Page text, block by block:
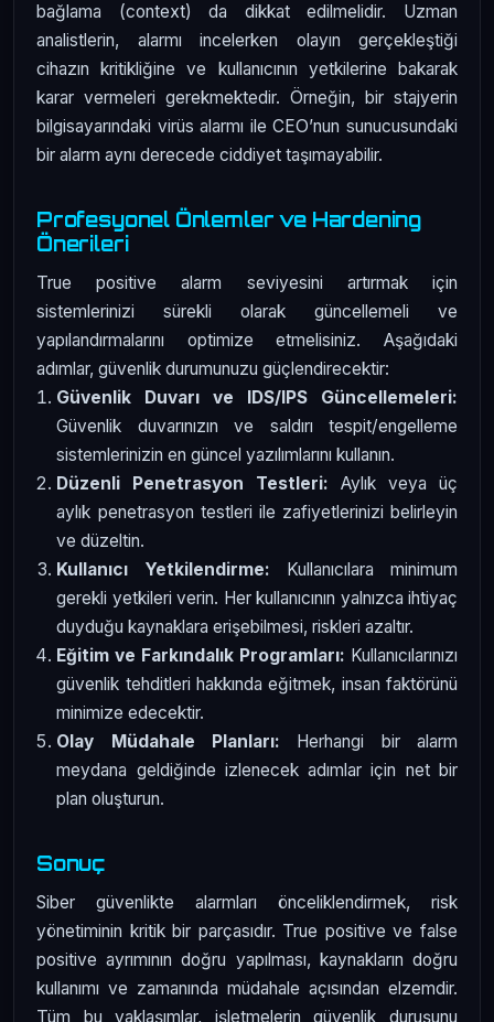
bağlama (context) da dikkat edilmelidir. Uzman
analistlerin, alarmı incelerken olayın gerçekleştiği
cihazın kritikliğine ve kullanıcının yetkilerine bakarak
karar vermeleri gerekmektedir. Örneğin, bir stajyerin
bilgisayarındaki virüs alarmı ile CEO’nun sunucusundaki
bir alarm aynı derecede ciddiyet taşımayabilir.
Profesyonel Önlemler ve Hardening
Önerileri
True positive alarm seviyesini artırmak için
sistemlerinizi sürekli olarak güncellemeli ve
yapılandırmalarını optimize etmelisiniz. Aşağıdaki
adımlar, güvenlik durumunuzu güçlendirecektir:
Güvenlik Duvarı ve IDS/IPS Güncellemeleri:
Güvenlik duvarınızın ve saldırı tespit/engelleme
sistemlerinizin en güncel yazılımlarını kullanın.
Düzenli Penetrasyon Testleri: Aylık veya üç
aylık penetrasyon testleri ile zafiyetlerinizi belirleyin
ve düzeltin.
Kullanıcı Yetkilendirme: Kullanıcılara minimum
gerekli yetkileri verin. Her kullanıcının yalnızca ihtiyaç
duyduğu kaynaklara erişebilmesi, riskleri azaltır.
Eğitim ve Farkındalık Programları: Kullanıcılarınızı
güvenlik tehditleri hakkında eğitmek, insan faktörünü
minimize edecektir.
Olay Müdahale Planları: Herhangi bir alarm
meydana geldiğinde izlenecek adımlar için net bir
plan oluşturun.
Sonuç
Siber güvenlikte alarmları önceliklendirmek, risk
yönetiminin kritik bir parçasıdır. True positive ve false
positive ayrımının doğru yapılması, kaynakların doğru
kullanımı ve zamanında müdahale açısından elzemdir.
Tüm bu yaklaşımlar, işletmelerin güvenlik duruşunu